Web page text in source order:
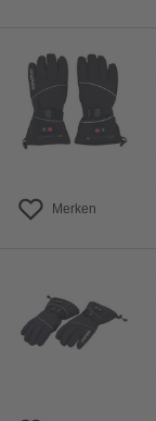
Merken